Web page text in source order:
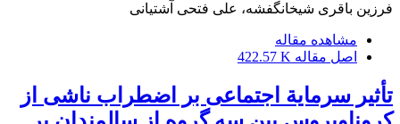
فرزین باقری شیخانگفشه، علی فتحی آشتیانی
مشاهده مقاله
اصل مقاله 422.57 K
تأثیر سرمایة اجتماعی بر اضطراب ناشی از